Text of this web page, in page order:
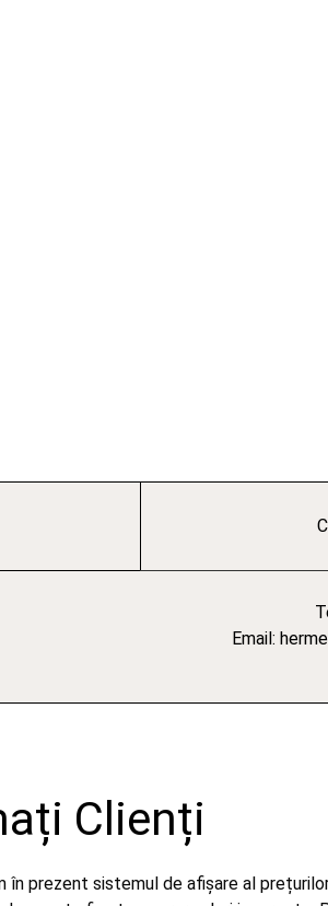
Email:
Clienți
în prezent sistemul de afișare al